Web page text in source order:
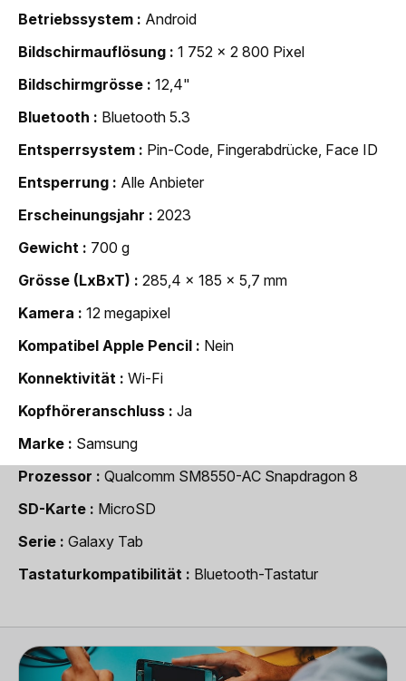
Betriebssystem
Android
Bildschirmauflösung
1 752 x 2 800 Pixel
Bildschirmgrösse
12,4"
Bluetooth
Bluetooth 5.3
Entsperrsystem
Pin-Code, Fingerabdrücke, Face ID
Entsperrung
Alle Anbieter
Erscheinungsjahr
2023
Gewicht
700 g
Grösse (LxBxT)
285,4 x 185 x 5,7 mm
Kamera
12 megapixel
Kompatibel Apple Pencil
Nein
Konnektivität
Wi-Fi
Kopfhöreranschluss
Ja
Marke
Samsung
Prozessor
Qualcomm SM8550-AC Snapdragon 8
SD-Karte
MicroSD
Serie
Galaxy Tab
Tastaturkompatibilität
Bluetooth-Tastatur